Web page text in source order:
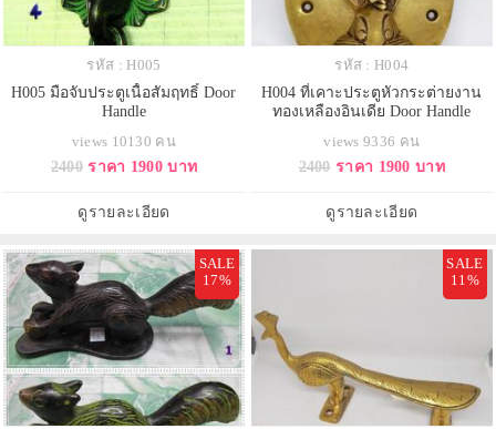
รหัส : H005
H005 มือจับประตูเนื้อสัมฤทธิ์ Door
Handle
views 10130 คน
2400 ราคา 1900 บาท
ดูรายละเอียด
รหัส : H004
H004 ที่เคาะประตูหัวกระต่ายงาน
ทองเหลืองอินเดีย Door Handle
views 9336 คน
2400 ราคา 1900 บาท
ดูรายละเอียด
SALE
17%
SALE
11%